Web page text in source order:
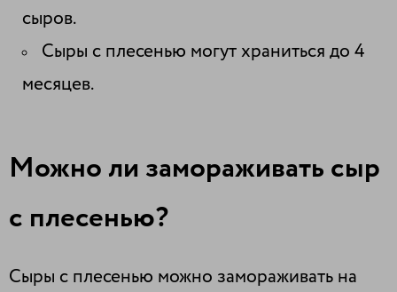
сыров.
Сыры с плесенью могут храниться до 4
месяцев.
Можно ли замораживать сыр
с плесенью?
Сыры с плесенью можно замораживать на